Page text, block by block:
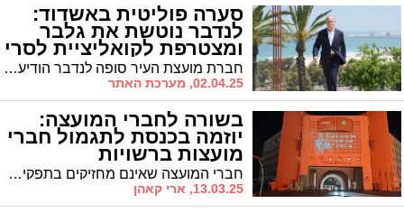
סערה פוליטית באשדוד:
לנדבר נוטשת את גלבר
ומצטרפת לקואליציית לסרי
חברת מועצת העיר סופה לנדבר הודיעה היום על פרישתה מסיעת "אין לנו עוד אשדוד" והצטרפותה לקואליציה העירונית בראשות ראש העיר ד"ר יחיאל לסרי. גלבר: "לסרי עסוק בהישרדות פוליטית"
02.04.25, מערכת האתר
בשורה לחברי המועצה:
יוזמה בכנסת לתגמול חברי
מועצות ברשויות
חברי המועצה שאינם מחזיקים בתפקיד יקבלו שכר. אך מי יממן?
13.03.25, ארי קאהן